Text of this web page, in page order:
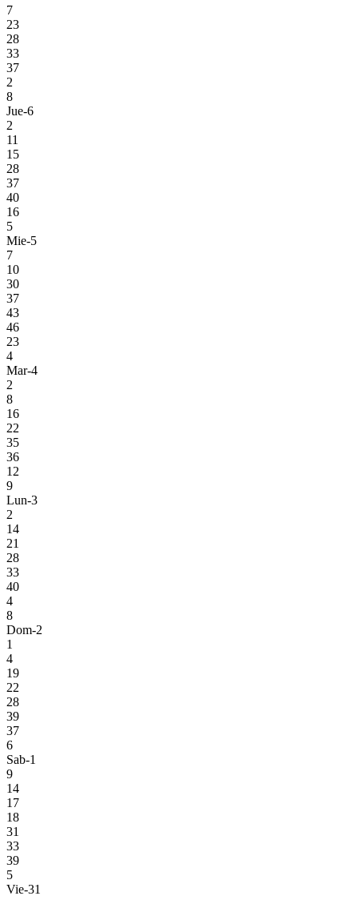
7
23
28
33
37
2
8
Jue-6
2
11
15
28
37
40
16
5
Mie-5
7
10
30
37
43
46
23
4
Mar-4
2
8
16
22
35
36
12
9
Lun-3
2
14
21
28
33
40
4
8
Dom-2
1
4
19
22
28
39
37
6
Sab-1
9
14
17
18
31
33
39
5
Vie-31